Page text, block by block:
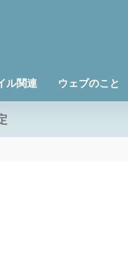
ル関連 ウェブのこと